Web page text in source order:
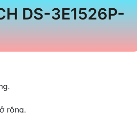
DS-3E1526P-
rộng.